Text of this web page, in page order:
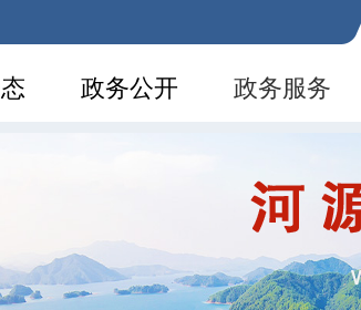
政务公开 政务服务